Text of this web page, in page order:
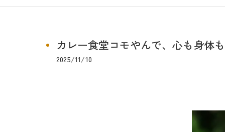
カレー食堂コモやんで、心も身体
2025/11/10